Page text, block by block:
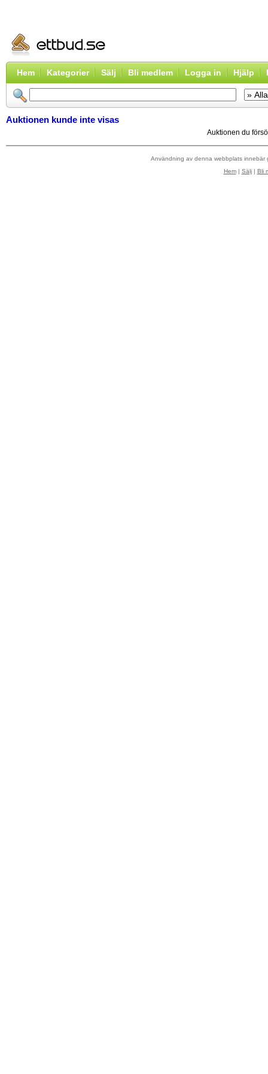
Hem Kategorier Sälj Bli medlem Logga in Hjälp
Auktionen kunde inte visas
Auktionen du
Användning av denna webbplats
Hem| Sälj| Bli